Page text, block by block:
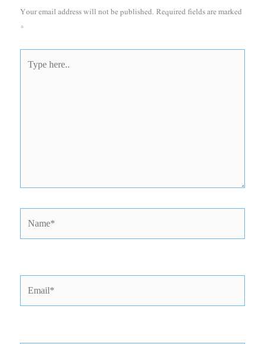
Your email address will not be published.Required fields are marked
*
here..